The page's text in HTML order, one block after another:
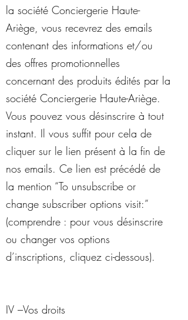
la société Conciergerie Haute-
Ariège, vous recevrez des emails
contenant des informations et/ou
des offres promotionnelles
concernant des produits édités par la
société Conciergerie Haute-Ariège.
Vous pouvez vous désinscrire à tout
instant. Il vous suffit pour cela de
cliquer sur le lien présent à la fin de
nos emails. Ce lien est précédé de
la mention “To unsubscribe or
change subscriber options visit:”
(comprendre : pour vous désinscrire
ou changer vos options
d’inscriptions, cliquez ci-dessous).
IV –Vos droits